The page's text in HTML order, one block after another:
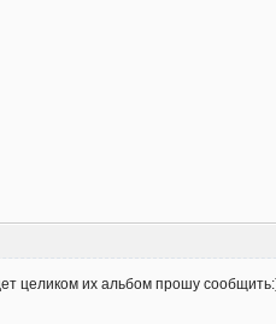
целиком их альбом прошу